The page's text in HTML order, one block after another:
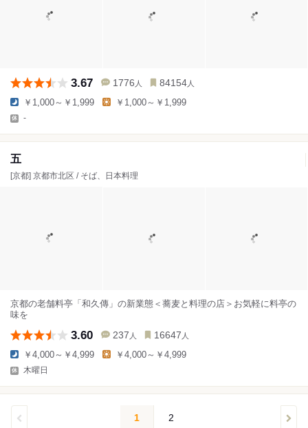
3.67 1776 人 84154 人
￥1,000～￥1,999 ￥1,000～￥1,999
-
五
[京都] 京都市北区 / そば、日本料理
京都の老舗料亭「和久傳」の新業態＜蕎麦と料理の店＞お気軽に料亭の
味を
3.60 237 人 16647 人
￥4,000～￥4,999 ￥4,000～￥4,999
木曜日
1 2